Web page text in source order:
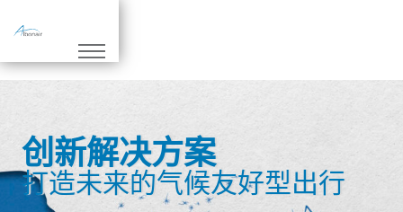
至
创新解决方案
打造未来的气候友好型出行